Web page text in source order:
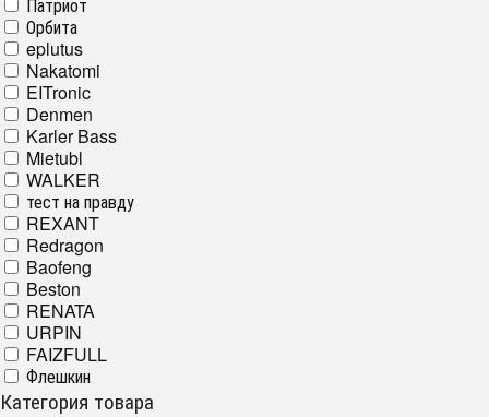
Патриот
Орбита
eplutus
Nakatomi
EITronic
Denmen
Karler Bass
Mietubl
WALKER
тест на правду
REXANT
Redragon
Baofeng
Beston
RENATA
URPIN
FAIZFULL
Флешкин
Категория товара